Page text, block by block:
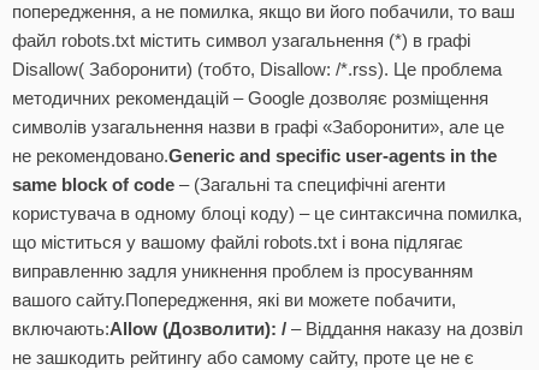
попередження, а не помилка, якщо ви його побачили, то ваш
файл robots.txt містить символ узагальнення (*) в графі
Disallow( Заборонити) (тобто, Disallow: /*.rss). Це проблема
методичних рекомендацій – Google дозволяє розміщення
символів узагальнення назви в графі «Заборонити», але це
не рекомендовано.Generic and specific user-agents in the
same block of code – (Загальні та специфічні агенти
користувача в одному блоці коду) – це синтаксична помилка,
що міститься у вашому файлі robots.txt і вона підлягає
виправленню задля уникнення проблем із просуванням
вашого сайту.Попередження, які ви можете побачити,
включають:Allow (Дозволити): / – Віддання наказу на дозвіл
не зашкодить рейтингу або самому сайту, проте це не є